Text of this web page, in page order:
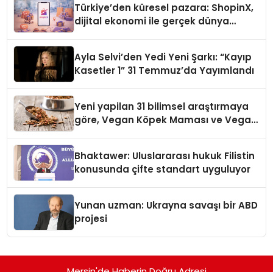
Türkiye’den küresel pazara: ShopinX,
dijital ekonomi ile gerçek dünya
Ayla Selvi’den Yedi Yeni Şarkı: “Kayıp
Kasetler 1” 31 Temmuz’da Yayımlandı
Yeni yapilan 31 bilimsel araştırmaya
göre, Vegan Köpek Maması ve Vegan
Bhaktawer: Uluslararası hukuk Filistin
konusunda çifte standart uyguluyor
Yunan uzman: Ukrayna savaşı bir ABD
projesi